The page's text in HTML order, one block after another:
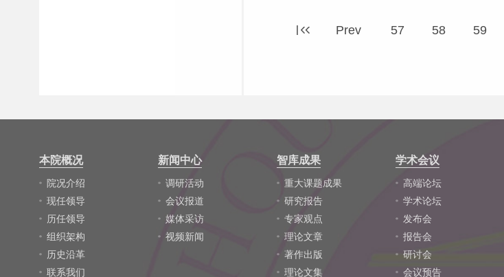
Prev 57 58 59
本院概况
院况介绍
现任领导
历任领导
组织架构
历史沿革
联系我们
新闻中心
调研活动
会议报道
媒体采访
视频新闻
智库成果
重大课题成果
研究报告
专家观点
理论文章
著作出版
理论文集
学术会议
高端论坛
学术论坛
发布会
报告会
研讨会
会议预告